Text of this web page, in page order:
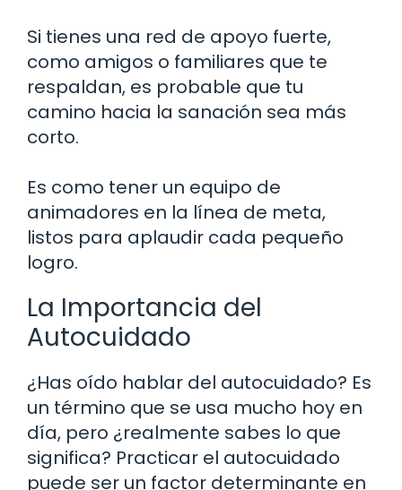
Si tienes una red de apoyo fuerte,
como amigos o familiares que te
respaldan, es probable que tu
camino hacia la sanación sea más
corto.
Es como tener un equipo de
animadores en la línea de meta,
listos para aplaudir cada pequeño
logro.
La Importancia del
Autocuidado
¿Has oído hablar del autocuidado? Es
un término que se usa mucho hoy en
día, pero ¿realmente sabes lo que
significa? Practicar el autocuidado
puede ser un factor determinante en